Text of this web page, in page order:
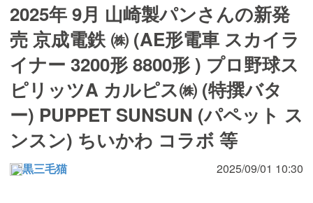
2025年 9月 山崎製パンさんの新発
売 京成電鉄 ㈱ (AE形電車 スカイラ
イナー 3200形 8800形 ) プロ野球ス
ピリッツA カルピス㈱ (特撰バタ
ー) PUPPET SUNSUN (パペット ス
ンスン) ちいかわ コラボ 等
黒三毛猫 2025/09/01 10:30